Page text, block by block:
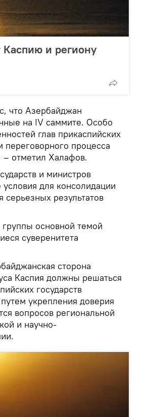
Каспию и региону
что Азербайджан
на IV саммите. Особо
глав прикаспийских
переговорного процесса
– отметил Халафов.
и министров
для консолидации
результатов
основной темой
суверенитета
сторона
Каспия должны решаться
государств
укрепления доверия
вопросов региональной
и научно-